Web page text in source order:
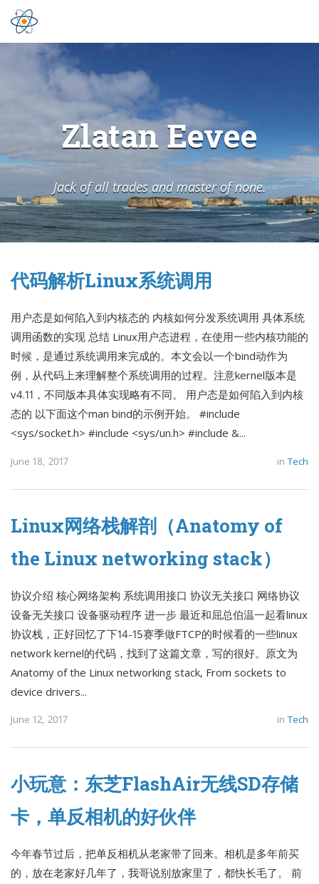
Zlatan Eevee
Jack of all trades and master of none.
代码解析Linux系统调用
用户态是如何陷入到内核态的 内核如何分发系统调用 具体系统
调用函数的实现 总结 Linux用户态进程，在使用一些内核功能的
时候，是通过系统调用来完成的。本文会以一个bind动作为
例，从代码上来理解整个系统调用的过程。注意kernel版本是
v4.11，不同版本具体实现略有不同。 用户态是如何陷入到内核
态的 以下面这个man bind的示例开始。 #include
<sys/socket.h> #include <sys/un.h> #include &...
June 18, 2017 inTech
Linux网络栈解剖（Anatomy of
the Linux networking stack）
协议介绍 核心网络架构 系统调用接口 协议无关接口 网络协议
设备无关接口 设备驱动程序 进一步 最近和屈总伯温一起看linux
协议栈，正好回忆了下14-15赛季做FTCP的时候看的一些linux
network kernel的代码，找到了这篇文章，写的很好。原文为
Anatomy of the Linux networking stack, From sockets to
device drivers...
June 12, 2017 inTech
小玩意：东芝FlashAir无线SD存储
卡，单反相机的好伙伴
今年春节过后，把单反相机从老家带了回来。相机是多年前买
的，放在老家好几年了，我哥说别放家里了，都快长毛了。 前